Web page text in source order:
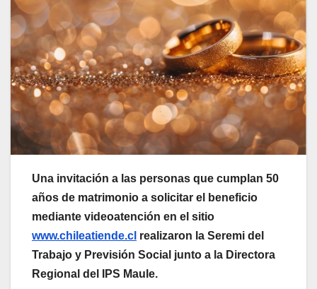
Una invitación a las personas que cumplan 50
años de matrimonio a solicitar el beneficio
mediante videoatención en el sitio
www.chileatiende.cl realizaron la Seremi del
Trabajo y Previsión Social junto a la Directora
Regional del IPS Maule.